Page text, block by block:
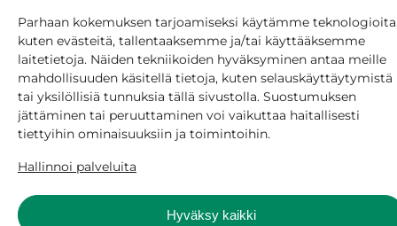
Parhaan kokemuksen tarjoamiseksi käytämme
kuten evästeitä, tallentaaksemme ja/tai käyttääksemme
laitetietoja. Näiden tekniikoiden hyväksyminen antaa meille
mahdollisuuden käsitellä tietoja, kuten selauskäyttäytymistä
tai yksilöllisiä tunnuksia tällä sivustolla. Suostumuksen
jättäminen tai peruuttaminen voi vaikuttaa haitallisesti
tiettyihin ominaisuuksiin ja toimintoihin.
Hallinnoi palveluita
Hyväksy kaikki
Laskutus ja maksaminen
Saavutettavuus
Evästekäytäntö
Hallitse suostumusta